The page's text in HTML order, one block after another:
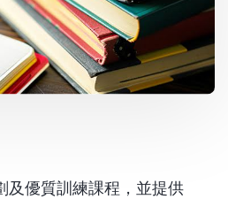
及優質訓練課程，並提供